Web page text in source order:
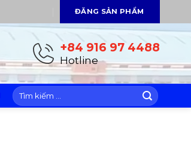
ĐĂNG SẢN PHẨM
+84 916 97 4488
Hotline